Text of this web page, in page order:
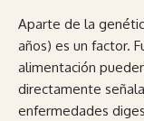
Aparte de la
años) es un factor.
alimentación
directamente
enfermedades